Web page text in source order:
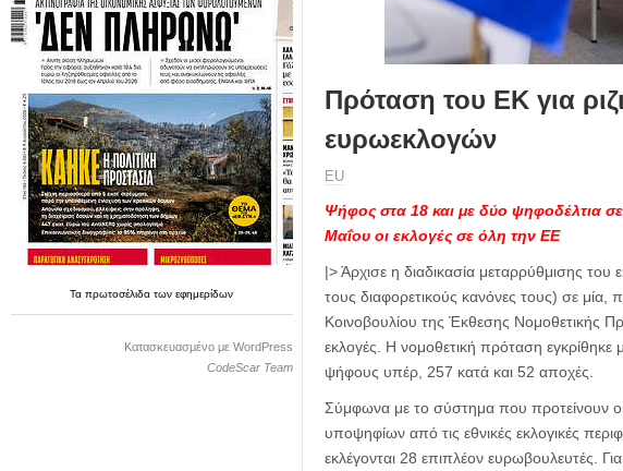
Ταπρωτοσέλιδατωνεφημερίδων
Κατασκευασμένο με WordPress
CodeScar Team
Πρόταση του ΕΚ για
ευρωεκλογών
ΕU
Ψήφος στα 18 και με δύο ψηφοδέλτια
Μαΐου οι εκλογές σε όλη την ΕΕ
|> Άρχισε η διαδικασία μεταρρύθμισης
τους διαφορετικούς κανόνες τους) σε
Κοινοβουλίου της Έκθεσης Νομοθετικής
εκλογές. Η νομοθετική πρόταση
ψήφους υπέρ, 257 κατά και 52 αποχές.
Σύμφωνα με το σύστημα που προτείνουν
υποψηφίων από τις εθνικές εκλογικές
εκλέγονται 28 επιπλέον ευρωβουλευτές.